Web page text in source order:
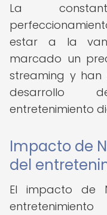
La
estar a la
marcado un
streaming y
desarrollo
entretenimiento
Impacto de
del
El impacto de